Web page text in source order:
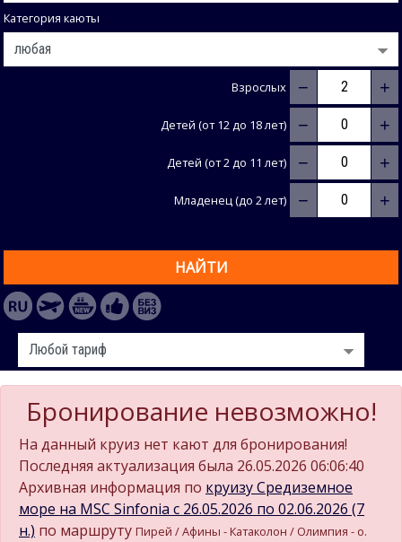
Категория каюты
Взрослых − +
Детей (от 12 до 18 лет) − +
Детей (от 2 до 11 лет) − +
Младенец (до 2 лет) − +
НАЙТИ
Бронирование невозможно!
На данный круиз нет кают для бронирования!
Последняя актуализация была 26.05.2026 06:06:40
Архивная информация по круизу Средиземное
море на MSC Sinfonia c 26.05.2026 по 02.06.2026 (7
н.) по маршруту Пирей / Афины - Катаколон / Олимпия - о.